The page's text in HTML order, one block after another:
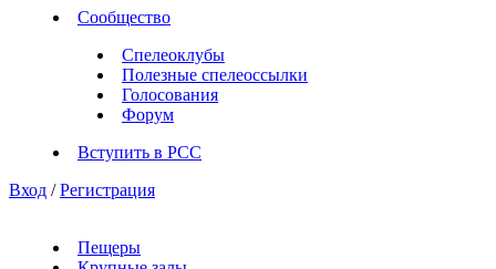
Сообщество
Спелеоклубы
Полезные спелеоссылки
Голосования
Форум
Вступить в РСС
Вход / Регистрация
Пещеры